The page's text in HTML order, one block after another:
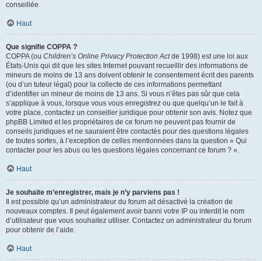
conseillée.
Haut
Que signifie COPPA ?
COPPA (ou Children’s Online Privacy Protection Actde 1998) est une loi aux
États-Unis qui dit que les sites Internet pouvant recueillir des informations de
mineurs de moins de 13 ans doivent obtenir le consentement écrit des parents
(ou d’un tuteur légal) pour la collecte de ces informations permettant
d’identifier un mineur de moins de 13 ans. Si vous n’êtes pas sûr que cela
s’applique à vous, lorsque vous vous enregistrez ou que quelqu’un le fait à
votre place, contactez un conseiller juridique pour obtenir son avis. Notez que
phpBB Limited et les propriétaires de ce forum ne peuvent pas fournir de
conseils juridiques et ne sauraient être contactés pour des questions légales
de toutes sortes, à l’exception de celles mentionnées dans la question « Qui
contacter pour les abus ou les questions légales concernant ce forum ? ».
Haut
Je souhaite m’enregistrer, mais je n’y parviens pas !
Il est possible qu’un administrateur du forum ait désactivé la création de
nouveaux comptes. Il peut également avoir banni votre IP ou interdit le nom
d’utilisateur que vous souhaitez utiliser. Contactez un administrateur du forum
pour obtenir de l’aide.
Haut